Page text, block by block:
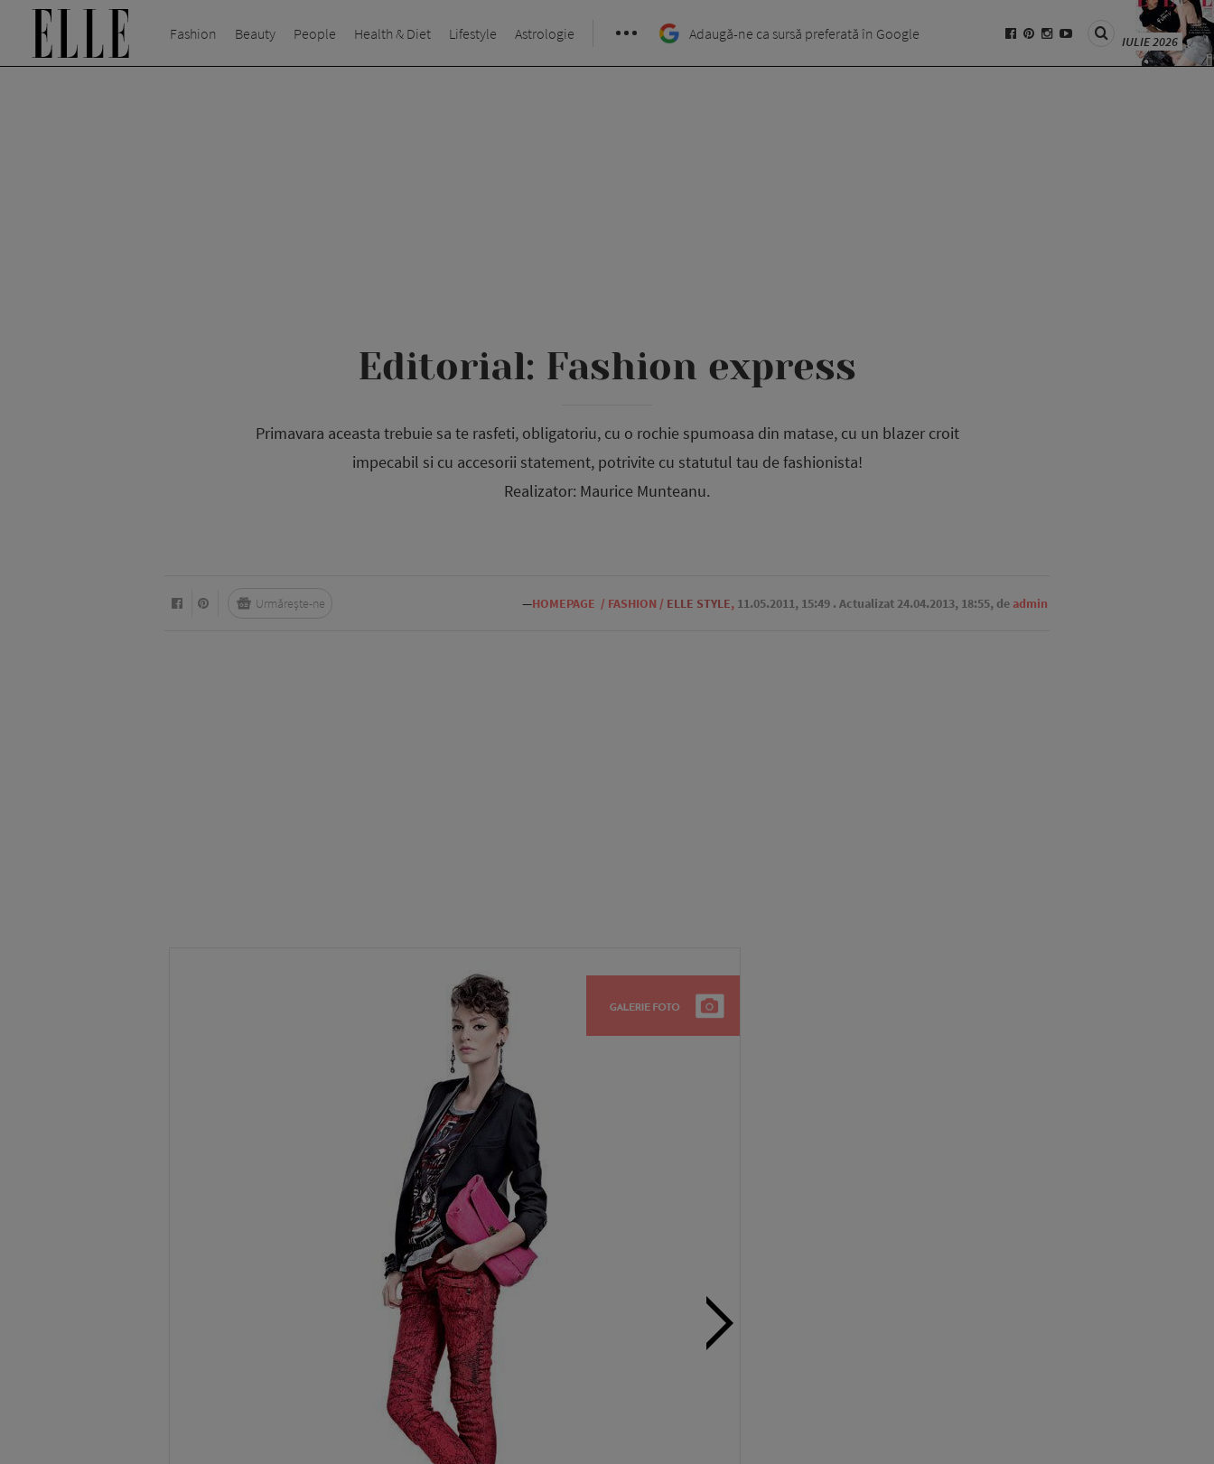
Fashion Beauty People Health & Diet Lifestyle Astrologie Adaugă-ne ca sursă preferată în Google IULIE 2026
Editorial: Fashion express
Primavara aceasta trebuie sa te rasfeti, obligatoriu, cu o rochie spumoasa din matase, cu un blazer croit
impecabil si cu accesorii statement, potrivite cu statutul tau de fashionista!
Realizator: Maurice Munteanu.
—HOMEPAGE / FASHION / ELLE STYLE, 11.05.2011, 15:49 . Actualizat 24.04.2013, 18:55, de admin
Urmărește-ne